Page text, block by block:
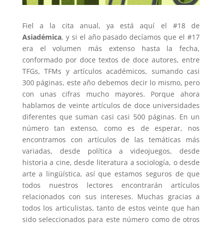
Fiel a la cita anual, ya está aquí el #18 de
Asiadémica, y si el año pasado decíamos que el #17
era el volumen más extenso hasta la fecha,
conformado por doce textos de doce autores, entre
TFGs, TFMs y artículos académicos, sumando casi
300 páginas, este año debemos decir lo mismo, pero
con unas cifras mucho mayores. Porque ahora
hablamos de veinte artículos de doce universidades
diferentes que suman casi casi 500 páginas. En un
número tan extenso, como es de esperar, nos
encontramos con artículos de las temáticas más
variadas, desde política a videojuegos, desde
historia a cine, desde literatura a sociología, o desde
arte a lingüística, así que estamos seguros de que
todos nuestros lectores encontrarán artículos
relacionados con sus intereses. Muchas gracias a
todos los articulistas, tanto de estos veinte que han
sido seleccionados para este número como de otros